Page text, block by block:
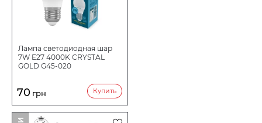
Лампа светодиодная шар
7W E27 4000K CRYSTAL
GOLD G45-020
70 грн Купить